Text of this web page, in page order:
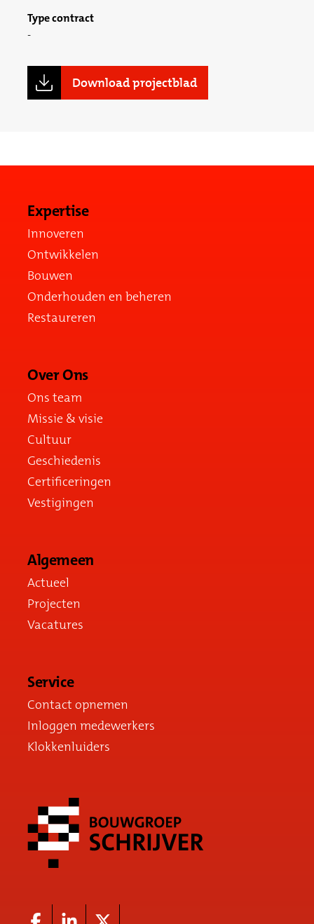
Type contract
Download projectblad
Expertise
Innoveren
Ontwikkelen
Bouwen
Onderhouden en beheren
Restaureren
Over Ons
Ons team
Missie & visie
Cultuur
Geschiedenis
Certificeringen
Vestigingen
Algemeen
Actueel
Projecten
Vacatures
Service
Contact opnemen
Inloggen medewerkers
Klokkenluiders